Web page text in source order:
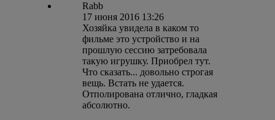
Rabb
17 июня 2016 13:26
Хозяйка увидела в каком то
фильме это устройство и на
прошлую сессию затребовала
такую игрушку. Приобрел тут.
Что сказать... довольно строгая
вещь. Встать не удается.
Отполирована отлично, гладкая
абсолютно.